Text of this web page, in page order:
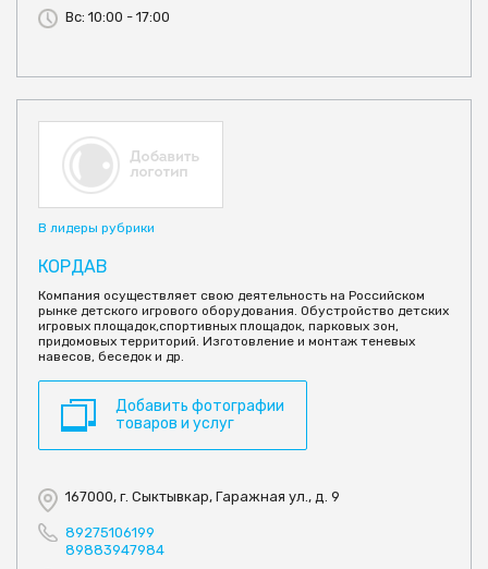
Вс: 10:00 - 17:00
В лидеры рубрики
КОРДАВ
Компания осуществляет свою деятельность на Российском
рынке детского игрового оборудования. Обустройство детских
игровых площадок,спортивных площадок, парковых зон,
придомовых территорий. Изготовление и монтаж теневых
навесов, беседок и др.
Добавить фотографии
товаров и услуг
167000, г. Сыктывкар, Гаражная ул., д. 9
89275106199
89883947984